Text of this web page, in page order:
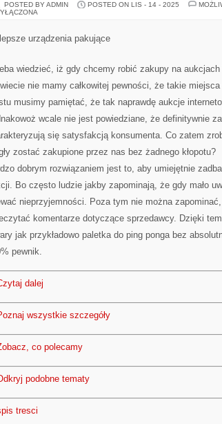
POSTED BY ADMIN POSTED ON LIS - 14 - 2025
urządzenia pakujące
wiedzieć, iż gdy chcemy robić zakupy na
nie mamy całkowitej pewności, że takie
musimy pamiętać, że tak naprawdę aukcje
wcale nie jest powiedziane, że definitywnie
się satysfakcją konsumenta. Co zatem
zostać zakupione przez nas bez żadnego kłopotu?
dobrym rozwiązaniem jest to, aby umiejętnie
Bo często ludzie jakby zapominają, że gdy mało
nieprzyjemności. Poza tym nie można
komentarze dotyczące sprzedawcy. Dzięki
jak przykładowo paletka do ping ponga bez
pewnik.
dalej
wszystkie szczegóły
co polecamy
podobne tematy
tresci